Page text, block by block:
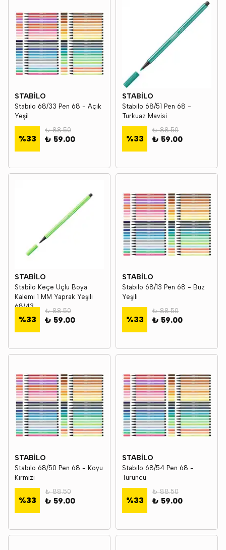
STABİLO
Stabılo 68/33 Pen 68 - Açık
Yeşil
%33
₺ 88.50
₺ 59.00
STABİLO
Stabılo 68/51 Pen 68 -
Turkuaz Mavisi
%33
₺ 88.50
₺ 59.00
STABİLO
Stabilo Keçe Uçlu Boya
Kalemi 1 MM Yaprak Yeşili
68/43
%33
₺ 88.50
₺ 59.00
STABİLO
Stabılo 68/13 Pen 68 - Buz
Yeşili
%33
₺ 88.50
₺ 59.00
STABİLO
Stabılo 68/50 Pen 68 - Koyu
Kırmızı
%33
₺ 88.50
₺ 59.00
STABİLO
Stabılo 68/54 Pen 68 -
Turuncu
%33
₺ 88.50
₺ 59.00